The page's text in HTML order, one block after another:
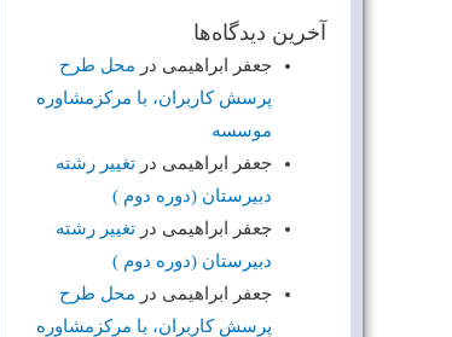
آخرین دیدگاه‌ها
جعفر ابراهیمی در محل طرح
پرسش کاربران، با مرکزمشاوره
موسسه
جعفر ابراهیمی در تغییر رشته
دبیرستان (دوره دوم )
جعفر ابراهیمی در تغییر رشته
دبیرستان (دوره دوم )
جعفر ابراهیمی در محل طرح
پرسش کاربران، با مرکزمشاوره